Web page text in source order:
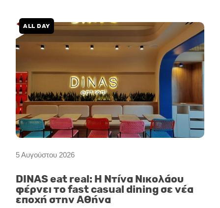
5 Αυγούστου 2026
ALL DAY
DINAS eat real: Η Ντίνα Νικολάου
φέρνει το fast casual dining σε νέα
εποχή στην Αθήνα